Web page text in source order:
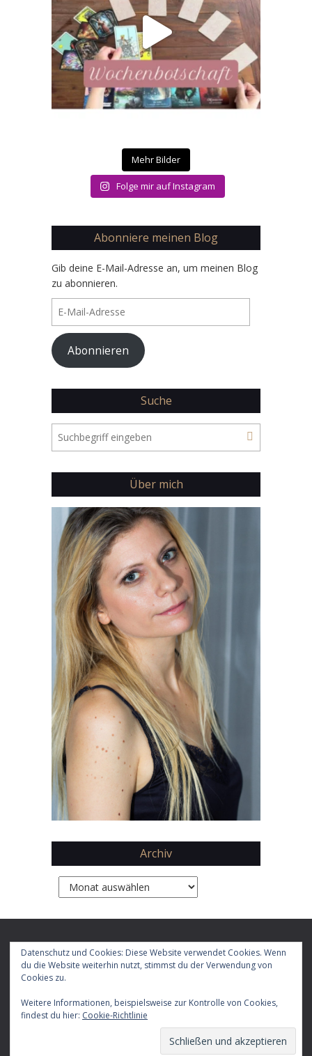
Mehr Bilder
Folge mir auf Instagram
Abonniere meinen Blog
Gib deine E-Mail-Adresse an, um meinen Blog
zu abonnieren.
Mail-
Adresse
Abonnieren
Suche
Über mich
Archiv
Archiv
Copyright 2026 byDaphne Chaimovitz
Impressum
E- Facebook
X Instagram
LinkedInYouTube
RSS-
Datenschutz und Cookies: Diese Website verwendet Cookies. Wenn
du die Website weiterhin nutzt, stimmst du der Verwendung von
Cookies zu.
Weitere Informationen, beispielsweise zur Kontrolle von Cookies,
findest du hier: Cookie-Richtlinie